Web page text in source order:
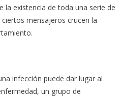
la existencia de toda una serie de
mensajeros crucen la
infección puede dar lugar al
un grupo de